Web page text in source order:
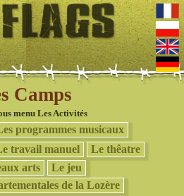
Camps
menu Les Activités
programmes musicaux
travail manuel
Le thêatre
arts
Le jeu
de la Lozère